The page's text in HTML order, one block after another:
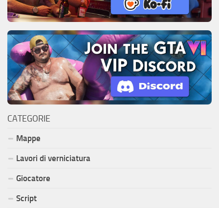
CATEGORIE
Mappe
Lavori di verniciatura
Giocatore
Script